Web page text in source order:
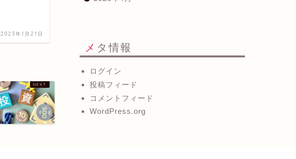
2023年1月21日
メタ情報
ログイン
投稿フィード
コメントフィード
WordPress.org